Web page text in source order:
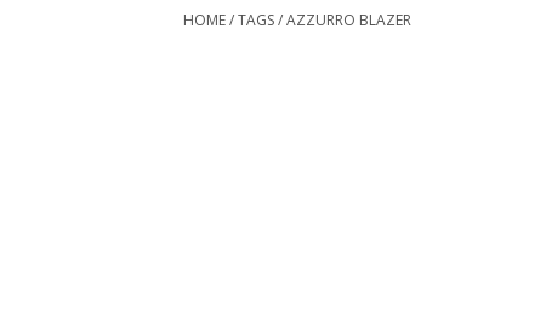
HOME/TAGS/AZZURRO BLAZER